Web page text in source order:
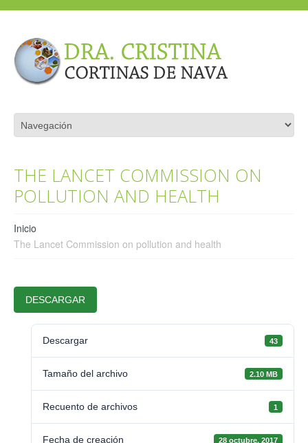
THE LANCET COMMISSION ON
POLLUTION AND HEALTH
Inicio
The Lancet Commission on pollution and health
DESCARGAR
Descargar 43
Tamaño del archivo 2.10 MB
Recuento de archivos 1
Fecha de creación 28 octubre, 2017